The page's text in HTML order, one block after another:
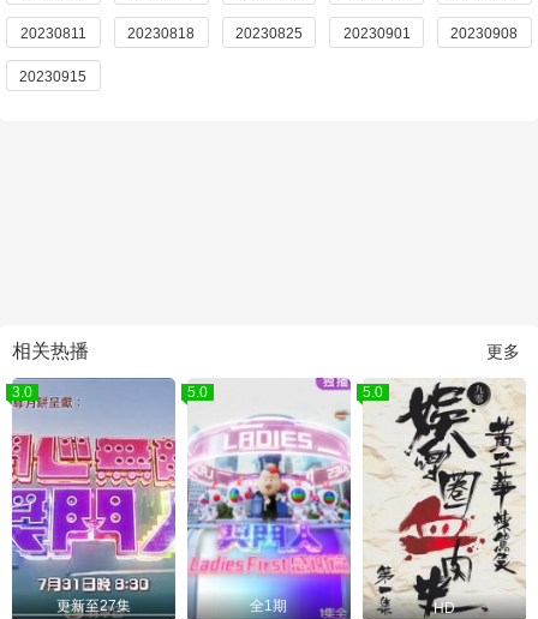
20230811 20230818 20230825 20230901 20230908
20230915
相关热播 更多
3.0
更新至27集
5.0
全1期
5.0
HD